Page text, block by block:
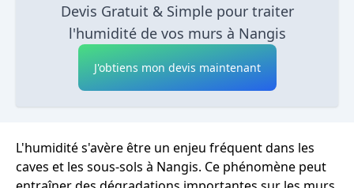
Devis Gratuit & Simple pour traiter
l'humidité de vos murs à Nangis
J'obtiens mon devis maintenant
L'humidité s'avère être un enjeu fréquent dans les
caves et les sous-sols à Nangis. Ce phénomène peut